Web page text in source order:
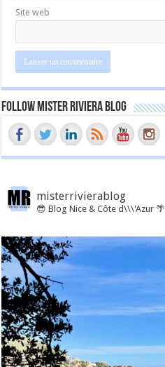
Site web
Follow Mister Riviera Blog
misterrivierablog
😎 Blog Nice & Côte d\\\'Azur